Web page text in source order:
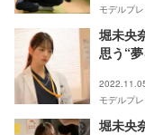
モデルプ
堀未央
思う“
後編＞
モデルプ
堀未央